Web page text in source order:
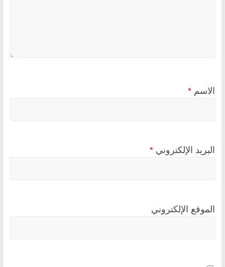
الاسم *
البريد الإلكتروني *
الموقع الإلكتروني